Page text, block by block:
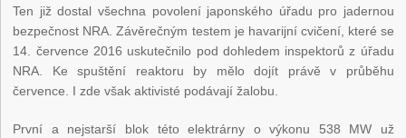
Ten již dostal všechna povolení japonského úřadu pro jadernou
bezpečnost NRA. Závěrečným testem je havarijní cvičení, které se
14. července 2016 uskutečnilo pod dohledem inspektorů z úřadu
NRA. Ke spuštění reaktoru by mělo dojít právě v průběhu
července. I zde však aktivisté podávají žalobu.
První a nejstarší blok této elektrárny o výkonu 538 MW už